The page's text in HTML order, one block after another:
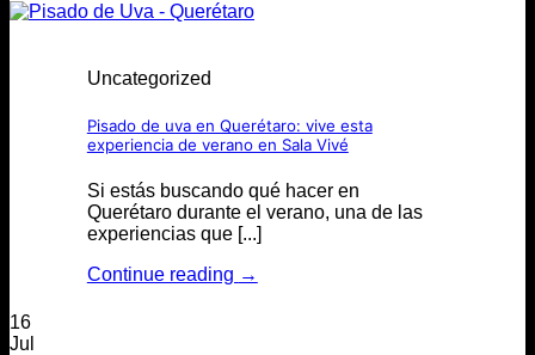
Uncategorized
Pisado de uva en Querétaro: vive esta
experiencia de verano en Sala Vivé
Si estás buscando qué hacer en
Querétaro durante el verano, una de las
experiencias que [...]
Continue reading →
16
Jul